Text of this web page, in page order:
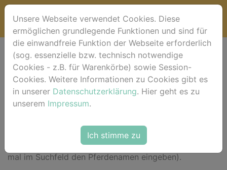
Willkommen bei
horse-foto.de !
findest du für das aktuelle Event deine
Bilder sortiert nach Pferdenamen (alternativ einfach
mal im Suchfeld den Pferdenamen eingeben).
Unsere Webseite verwendet Cookies. Diese
ermöglichen grundlegende Funktionen und sind für
die einwandfreie Funktion der Webseite erforderlich
(sog. essenzielle bzw. technisch notwendige
Cookies - z.B. für Warenkörbe) sowie Session-
Cookies. Weitere Informationen zu Cookies gibt es
in unserer Datenschutzerklärung. Hier geht es zu
unserem Impressum.
Ich stimme zu